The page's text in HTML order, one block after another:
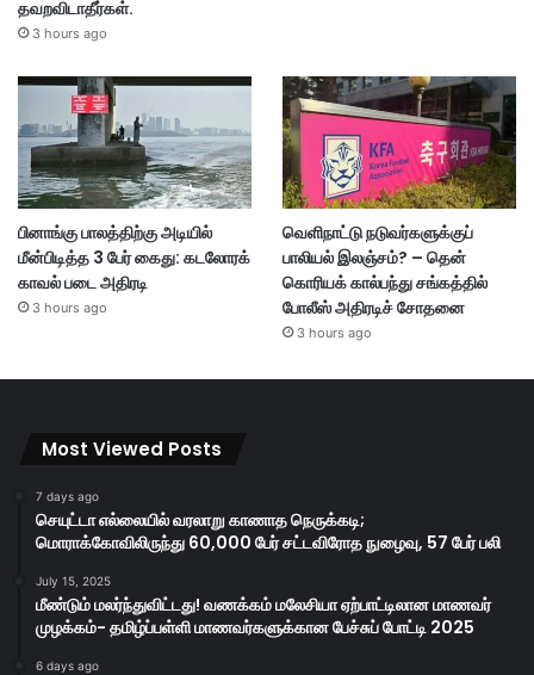
தவறவிடாதீர்கள்.
3 hours ago
பினாங்கு பாலத்திற்கு அடியில்
மீன்பிடித்த 3 பேர் கைது: கடலோரக்
காவல் படை அதிரடி
3 hours ago
வெளிநாட்டு நடுவர்களுக்குப்
பாலியல் இலஞ்சம்? – தென்
கொரியக் கால்பந்து சங்கத்தில்
போலீஸ் அதிரடிச் சோதனை
3 hours ago
Most Viewed Posts
7 days ago
செயுட்டா எல்லையில் வரலாறு காணாத நெருக்கடி;
மொராக்கோவிலிருந்து 60,000 பேர் சட்டவிரோத நுழைவு, 57 பேர் பலி
July 15, 2025
மீண்டும் மலர்ந்துவிட்டது! வணக்கம் மலேசியா ஏற்பாட்டிலான மாணவர்
முழக்கம்- தமிழ்ப்பள்ளி மாணவர்களுக்கான பேச்சுப் போட்டி 2025
6 days ago